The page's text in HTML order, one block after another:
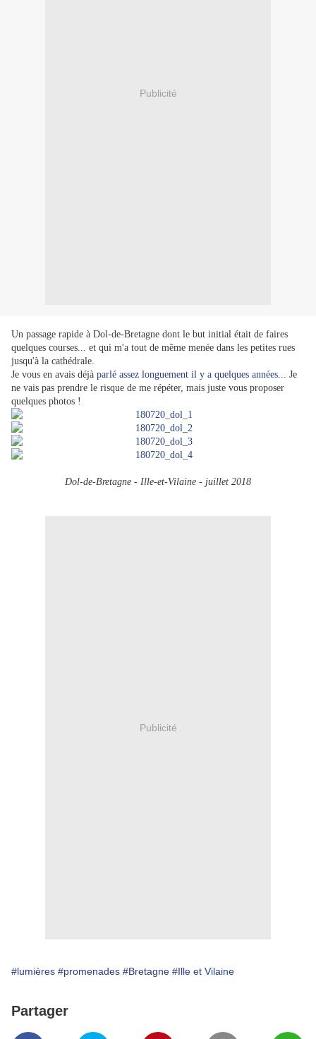
Publicité
Un passage rapide à Dol-de-Bretagne dont le but initial était de faires
quelques courses... et qui m'a tout de même menée dans les petites rues
jusqu'à la cathédrale.
Je vous en avais déjà parlé assez longuement il y a quelques années... Je
ne vais pas prendre le risque de me répéter, mais juste vous proposer
quelques photos !
Dol-de-Bretagne - Ille-et-Vilaine - juillet 2018
Publicité
#lumières #promenades #Bretagne #Ille et Vilaine
Partager